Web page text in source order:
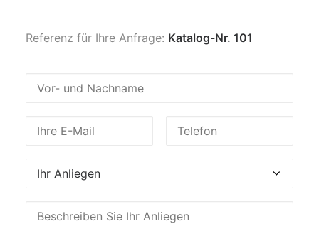
Referenz für Ihre Anfrage: Katalog-Nr. 101